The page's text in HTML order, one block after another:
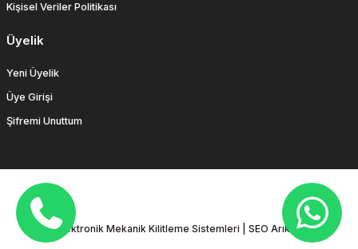
Kişisel Veriler Politikası
Üyelik
Yeni Üyelik
Üye Girişi
Şifremi Unuttum
Ulusal Elektronik Mekanik Kilitleme Sistemleri | SEO Arıkum Ajans